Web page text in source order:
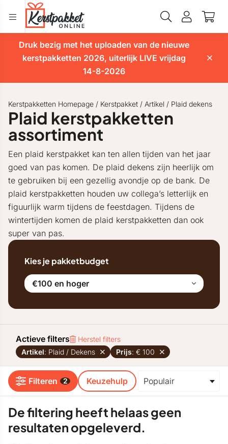
Druk bezig met het uploaden van de nieuwe
kerstpakketten 2026, uiterlijk LIVE vrijdag
14-8-2026
Kerstpakketten Homepage / Kerstpakket / Artikel / Plaid dekens
Plaid kerstpakketten
assortiment
Een plaid kerstpakket kan ten allen tijden van het jaar
goed van pas komen. De plaid dekens zijn heerlijk om
te gebruiken bij een gezellig avondje op de bank. De
plaid kerstpakketten houden uw collega’s letterlijk en
figuurlijk warm tijdens de feestdagen. Tijdens de
wintertijden komen de plaid kerstpakketten dan ook
super van pas.
Kies je pakketbudget
€100 en hoger
Actieve filters
Herstel filters
Artikel: Plaid / Dekens Prijs: € 100
Filteren 2 Keuzehulp
De filtering heeft helaas geen
resultaten opgeleverd.